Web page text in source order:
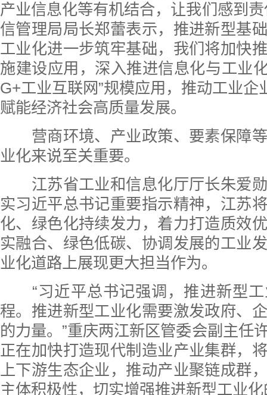
产业信息化等有机结合，让我们感到
信管理局局长郑蕾表示，推进新型基
工业化进一步筑牢基础，我们将加快
施建设应用，深入推进信息化与工业
G+工业互联网”规模应用，推动工业企
赋能经济社会高质量发展。
营商环境、产业政策、要素保障等
业化来说至关重要。
江苏省工业和信息化厅厅长朱爱勋
实习近平总书记重要指示精神，江苏
化、绿色化持续发力，着力打造质效
实融合、绿色低碳、协调发展的工业
业化道路上展现更大担当作为。
“习近平总书记强调，推进新型工
程。推进新型工业化需要激发政府、
的力量。”重庆两江新区管委会副主任
正在加快打造现代制造业产业集群，
上下游生态企业，推动产业聚链成群
主体积极性，切实增强推进新型工业